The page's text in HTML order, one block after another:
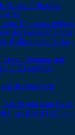
Kusel: Offizieller
App
Dauerausstellung
des Goslarer Doms
Brillen durch Uslar
Leven-Zentrum mit
eröffnet
der formnext
und entwickelt
mit EXCIT3D und